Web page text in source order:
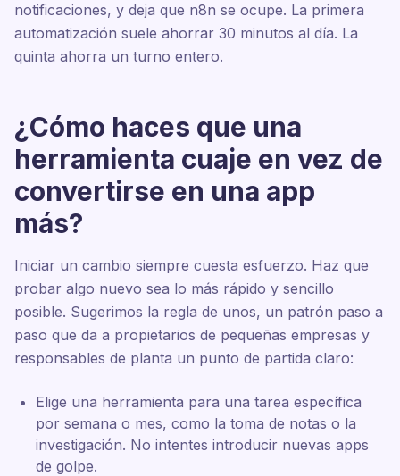
notificaciones, y deja que n8n se ocupe. La primera
automatización suele ahorrar 30 minutos al día. La
quinta ahorra un turno entero.
¿Cómo haces que una
herramienta cuaje en vez de
convertirse en una app
más?
Iniciar un cambio siempre cuesta esfuerzo. Haz que
probar algo nuevo sea lo más rápido y sencillo
posible. Sugerimos la regla de unos, un patrón paso a
paso que da a propietarios de pequeñas empresas y
responsables de planta un punto de partida claro:
Elige una herramienta para una tarea específica
por semana o mes, como la toma de notas o la
investigación. No intentes introducir nuevas apps
de golpe.